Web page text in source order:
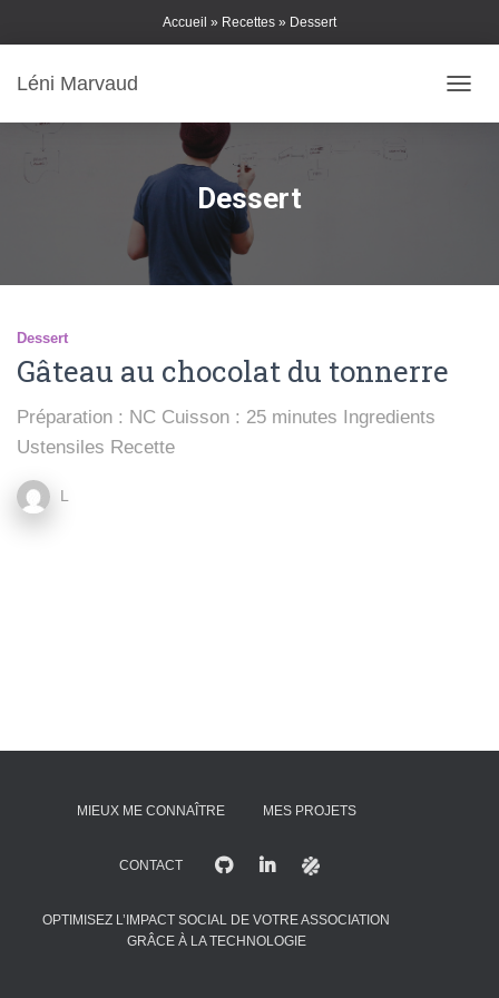
Accueil » Recettes » Dessert
Léni Marvaud
Dessert
Dessert
Gâteau au chocolat du tonnerre
Préparation : NC Cuisson : 25 minutes Ingredients
Ustensiles Recette
L
MIEUX ME CONNAÎTRE MES PROJETS
CONTACT
OPTIMISEZ L’IMPACT SOCIAL DE VOTRE ASSOCIATION
GRÂCE À LA TECHNOLOGIE